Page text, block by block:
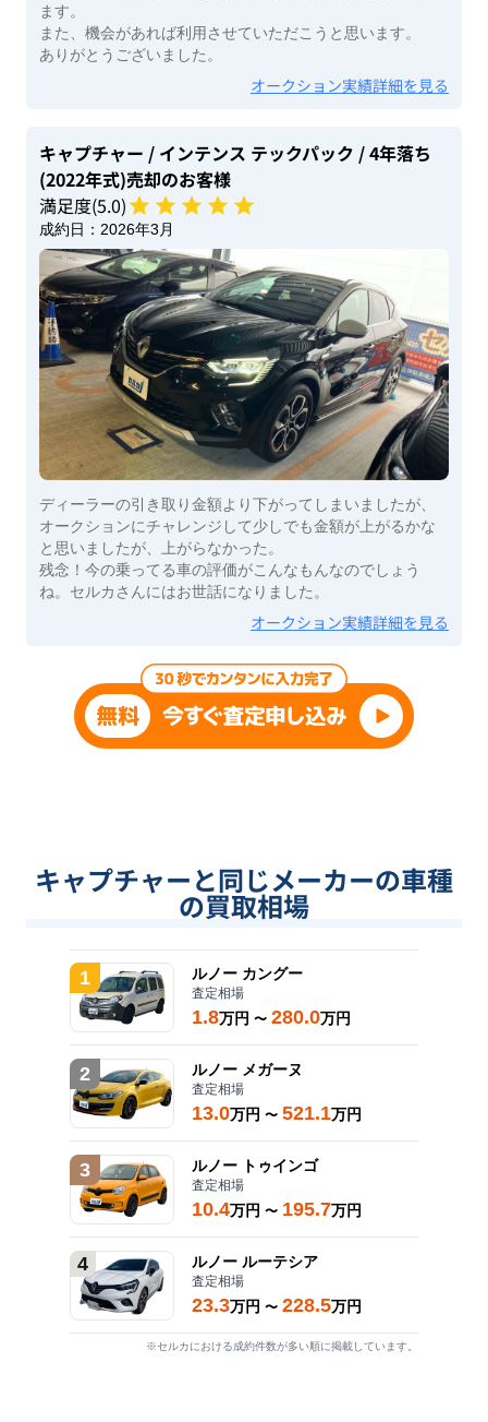
ます。
また、機会があれば利用させていただこうと思います。
ありがとうございました。
オークション実績詳細を見る
キャプチャー / インテンス テックパック / 4年落ち
(2022年式)売却のお客様
満足度(5.0)
成約日： 2026年3月
ディーラーの引き取り金額より下がってしまいましたが、
オークションにチャレンジして少しでも金額が上がるかな
と思いましたが、上がらなかった。
残念！今の乗ってる車の評価がこんなもんなのでしょう
ね。セルカさんにはお世話になりました。
オークション実績詳細を見る
キャプチャーと同じメーカーの車種
の買取相場
1 ルノー カングー
査定相場
1.8万円 〜 280.0万円
2 ルノー メガーヌ
査定相場
13.0万円 〜 521.1万円
3 ルノー トゥインゴ
査定相場
10.4万円 〜 195.7万円
4 ルノー ルーテシア
査定相場
23.3万円 〜 228.5万円
※セルカにおける成約件数が多い順に掲載しています。